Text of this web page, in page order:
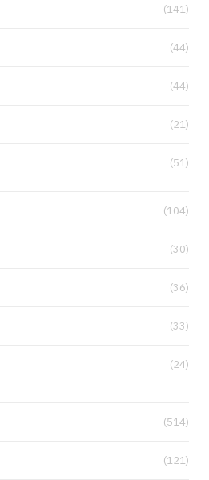
(141)
(44)
(44)
(21)
(51)
(104)
(30)
(36)
(33)
(24)
(514)
(121)